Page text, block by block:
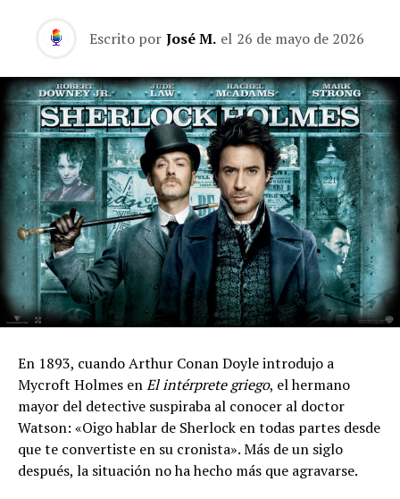
Escrito por José M. el 26 de mayo de 2026
En 1893, cuando Arthur Conan Doyle introdujo a
Mycroft Holmes enEl intérprete griego, el hermano
mayor del detective suspiraba al conocer al doctor
Watson: «Oigo hablar de Sherlock en todas partes desde
que te convertiste en su cronista». Más de un siglo
después, la situación no ha hecho más que agravarse.